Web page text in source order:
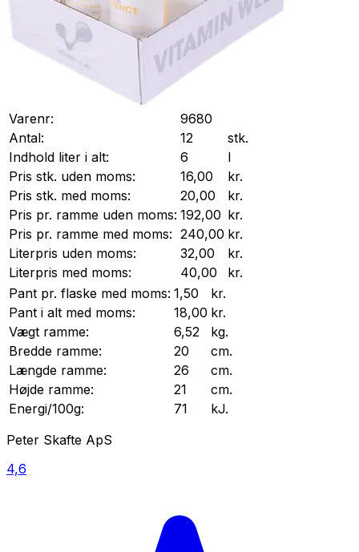
Varenr:
9680
Antal:
12
stk.
Indhold liter i alt:
6
l
Pris stk. uden moms:
16,00
kr.
Pris stk. med moms:
20,00
kr.
Pris pr. ramme uden moms: 192,00 kr.
Pris pr. ramme med moms: 240,00 kr.
Literpris uden moms:
32,00
kr.
Literpris med moms:
40,00
kr.
Pant pr. flaske med moms: 1,50
kr.
Pant i alt med moms:
18,00 kr.
Vægt ramme: 6,52
kg.
Bredde ramme: 20
cm.
Længde ramme: 26
cm.
Højde ramme: 21
cm.
Energi/100g:
71
kJ.
Peter Skafte ApS
4,6